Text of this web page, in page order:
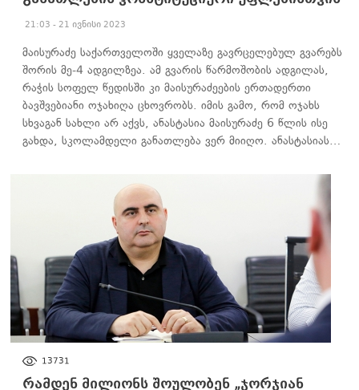
21:03 - 21 ივნისი 2023
მაისურაძე საქართველოში ყველაზე გავრცელებულ გვარებს
შორის მე-4 ადგილზეა. ამ გვარის წარმოშობის ადგილას,
რაჭის სოფელ წედისში კი მაისურაძეების ერთადერთი
ბავშვებიანი ოჯახიღა ცხოვრობს. იმის გამო, რომ ოჯახს
სხვაგან სახლი არ აქვს, ანასტასია მაისურაძე 6 წლის ისე
გახდა, სკოლამდელი განათლება ვერ მიიღო. ანასტასიას…
13731
რამდენ მილიონს შოულობენ „ჯორჯიან